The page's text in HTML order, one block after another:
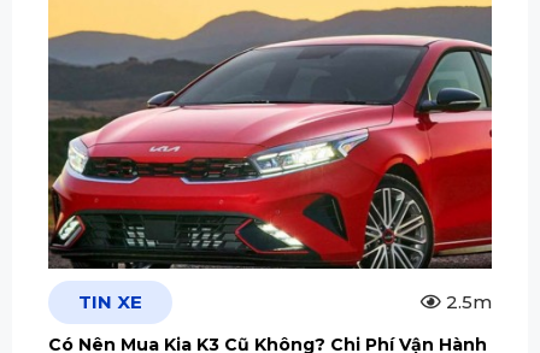
TIN XE 2.5m
Có Nên Mua Kia K3 Cũ Không? Chi Phí Vận Hành